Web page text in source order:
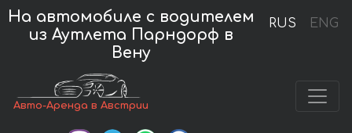
RUS ENG
На автомобиле с водителем
из Аутлета Парндорф в
Вену
Авто-Аренда в Австрии